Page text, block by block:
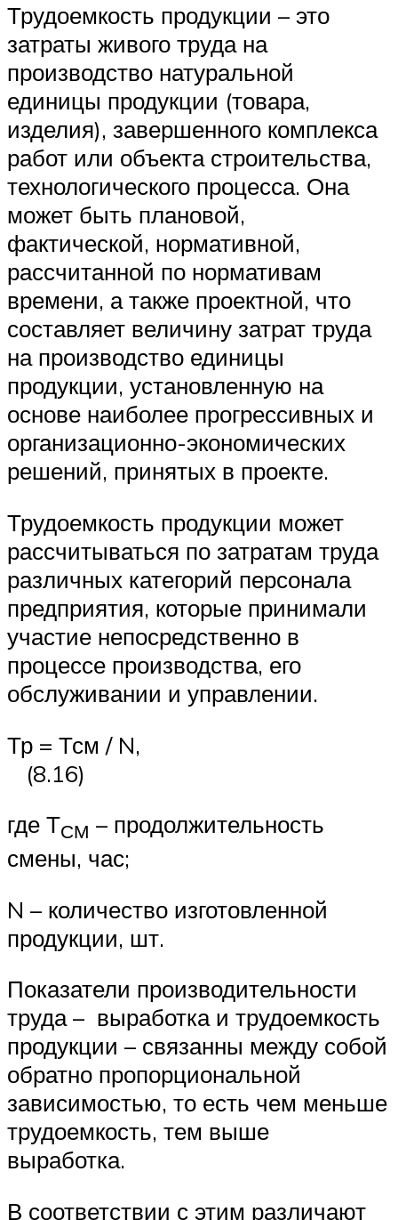
Трудоемкость продукции – это
затраты живого труда на
производство натуральной
единицы продукции (товара,
изделия), завершенного комплекса
работ или объекта строительства,
технологического процесса. Она
может быть плановой,
фактической, нормативной,
рассчитанной по нормативам
времени, а также проектной, что
составляет величину затрат труда
на производство единицы
продукции, установленную на
основе наиболее прогрессивных и
организационно-экономических
решений, принятых в проекте.
Трудоемкость продукции может
рассчитываться по затратам труда
различных категорий персонала
предприятия, которые принимали
участие непосредственно в
процессе производства, его
обслуживании и управлении.
Тр = Тсм / N,
(8.16)
где ТСМ – продолжительность
смены, час;
N – количество изготовленной
продукции, шт.
Показатели производительности
труда – выработка и трудоемкость
продукции – связанны между собой
обратно пропорциональной
зависимостью, то есть чем меньше
трудоемкость, тем выше
выработка.
В соответствии с этим различают